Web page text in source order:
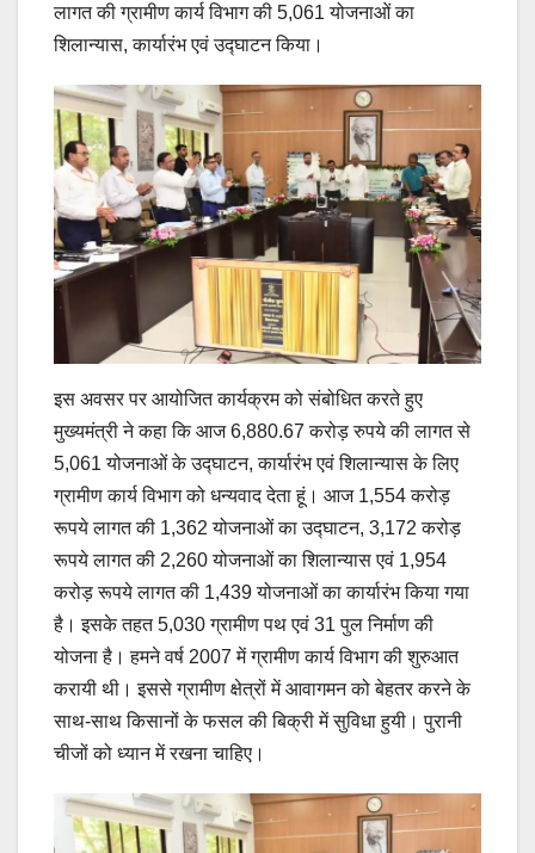
लागत की ग्रामीण कार्य विभाग की 5,061 योजनाओं का
शिलान्यास, कार्यारंभ एवं उद्घाटन किया।
इस अवसर पर आयोजित कार्यक्रम को संबोधित करते हुए
मुख्यमंत्री ने कहा कि आज 6,880.67 करोड़ रुपये की लागत से
5,061 योजनाओं के उद्घाटन, कार्यारंभ एवं शिलान्यास के लिए
ग्रामीण कार्य विभाग को धन्यवाद देता हूं। आज 1,554 करोड़
रूपये लागत की 1,362 योजनाओं का उद्घाटन, 3,172 करोड़
रूपये लागत की 2,260 योजनाओं का शिलान्यास एवं 1,954
करोड़ रूपये लागत की 1,439 योजनाओं का कार्यारंभ किया गया
है। इसके तहत 5,030 ग्रामीण पथ एवं 31 पुल निर्माण की
योजना है। हमने वर्ष 2007 में ग्रामीण कार्य विभाग की शुरुआत
करायी थी। इससे ग्रामीण क्षेत्रों में आवागमन को बेहतर करने के
साथ-साथ किसानों के फसल की बिक्री में सुविधा हुयी। पुरानी
चीजों को ध्यान में रखना चाहिए।